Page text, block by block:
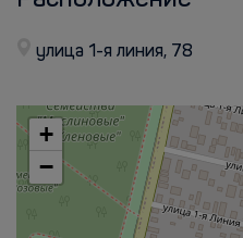
улица 1-я линия, 78
+
−